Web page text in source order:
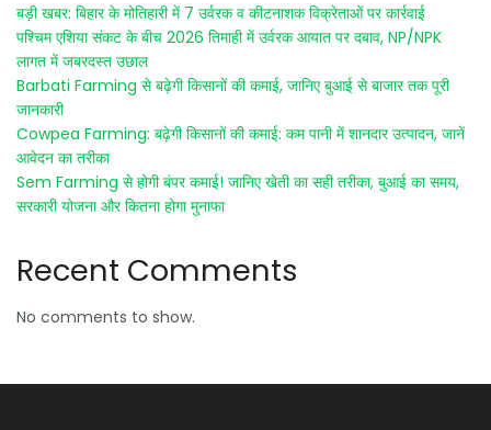
बड़ी खबर: बिहार के मोतिहारी में 7 उर्वरक व कीटनाशक विक्रेताओं पर कार्रवाई
पश्चिम एशिया संकट के बीच 2026 तिमाही में उर्वरक आयात पर दबाव, NP/NPK
लागत में जबरदस्त उछाल
Barbati Farming से बढ़ेगी किसानों की कमाई, जानिए बुआई से बाजार तक पूरी
जानकारी
Cowpea Farming: बढ़ेगी किसानों की कमाई: कम पानी में शानदार उत्पादन, जानें
आवेदन का तरीका
Sem Farming से होगी बंपर कमाई! जानिए खेती का सही तरीका, बुआई का समय,
सरकारी योजना और कितना होगा मुनाफा
Recent Comments
No comments to show.